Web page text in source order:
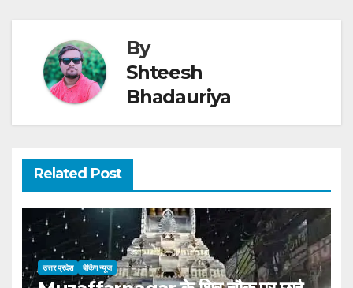
By
Shteesh
Bhadauriya
Related Post
उत्तर प्रदेश बेकिंग न्यूज